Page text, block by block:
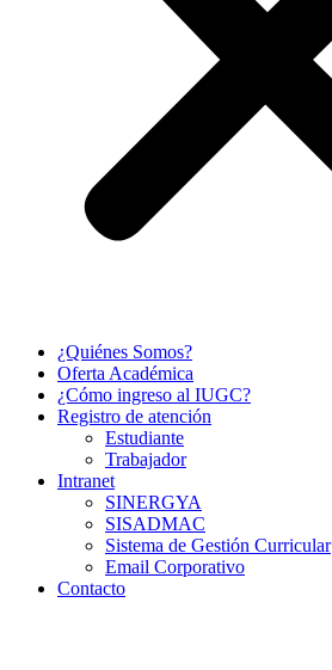
¿Quiénes Somos?
Oferta Académica
¿Cómo ingreso al IUGC?
Registro de atención
Estudiante
Trabajador
Intranet
SINERGYA
SISADMAC
Sistema de Gestión Curricular
Email Corporativo
Contacto